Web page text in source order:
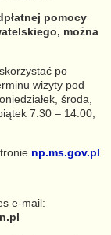
pomocy
można
po
wizyty pod
środa,
7.30 – 14.00,
np.ms.gov.pl
e-mail: